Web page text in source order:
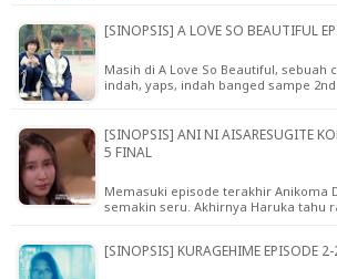
[SINOPSIS] A LOVE SO BEAUTIFUL
Masih di A Love So Beautiful, sebuah
indah, yaps, indah banged sampe 2nd
[SINOPSIS] ANI NI AISARESUGITE
5 FINAL
Memasuki episode terakhir Anikoma
semakin seru. Akhirnya Haruka tahu
[SINOPSIS] KURAGEHIME EPISODE